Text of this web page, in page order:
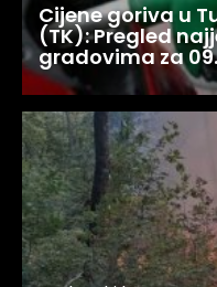
Cijene goriva u
(TK): Pregled
gradovima za